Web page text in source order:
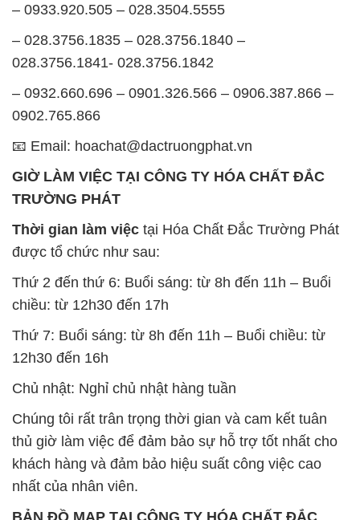
– 0933.920.505 – 028.3504.5555
– 028.3756.1835 – 028.3756.1840 –
028.3756.1841- 028.3756.1842
– 0932.660.696 – 0901.326.566 – 0906.387.866 –
0902.765.866
📧 Email: hoachat@dactruongphat.vn
GIỜ LÀM VIỆC TẠI CÔNG TY HÓA CHẤT ĐẮC
TRƯỜNG PHÁT
Thời gian làm việc tại Hóa Chất Đắc Trường Phát
được tổ chức như sau:
Thứ 2 đến thứ 6: Buổi sáng: từ 8h đến 11h – Buổi
chiều: từ 12h30 đến 17h
Thứ 7: Buổi sáng: từ 8h đến 11h – Buổi chiều: từ
12h30 đến 16h
Chủ nhật: Nghỉ chủ nhật hàng tuần
Chúng tôi rất trân trọng thời gian và cam kết tuân
thủ giờ làm việc để đảm bảo sự hỗ trợ tốt nhất cho
khách hàng và đảm bảo hiệu suất công việc cao
nhất của nhân viên.
BẢN ĐỒ MAP TẠI CÔNG TY HÓA CHẤT ĐẮC